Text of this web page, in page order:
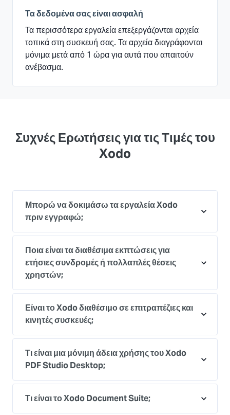
Τα δεδομένα σας είναι ασφαλή
Τα περισσότερα εργαλεία επεξεργάζονται αρχεία
τοπικά στη συσκευή σας. Τα αρχεία διαγράφονται
μόνιμα μετά από 1 ώρα για αυτά που απαιτούν
ανέβασμα.
Συχνές Ερωτήσεις για τις Τιμές του
Xodo
Μπορώ να δοκιμάσω τα εργαλεία Xodo
πριν εγγραφώ;
Ποια είναι τα διαθέσιμα εκπτώσεις για
ετήσιες συνδρομές ή πολλαπλές θέσεις
χρηστών;
Είναι το Xodo διαθέσιμο σε επιτραπέζιες και
κινητές συσκευές;
Τι είναι μια μόνιμη άδεια χρήσης του Xodo
PDF Studio Desktop;
Τι είναι το Xodo Document Suite;